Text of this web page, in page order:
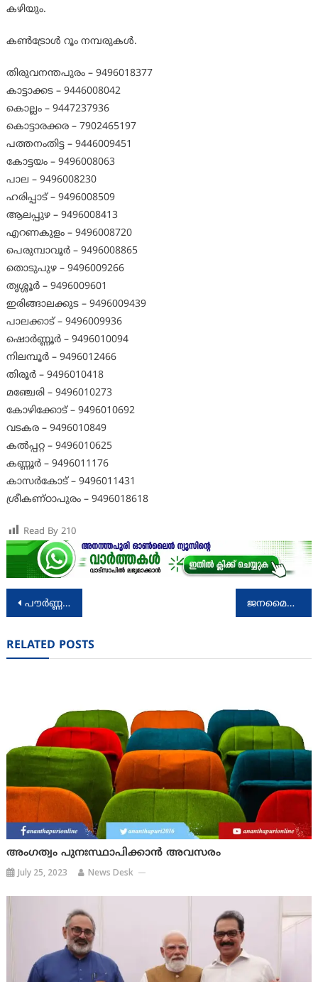
കഴിയും.
കൺട്രോൾ റൂം നമ്പരുകൾ.
തിരുവനന്തപുരം – 9496018377
കാട്ടാക്കട – 9446008042
കൊല്ലം – 9447237936
കൊട്ടാരക്കര – 7902465197
പത്തനംതിട്ട – 9446009451
കോട്ടയം – 9496008063
പാല – 9496008230
ഹരിപ്പാട് – 9496008509
ആലപ്പുഴ – 9496008413
എറണകുളം – 9496008720
പെരുമ്പാവൂർ – 9496008865
തൊടുപുഴ – 9496009266
തൃശ്ശൂർ – 9496009601
ഇരിങ്ങാലക്കുട – 9496009439
പാലക്കാട് – 9496009936
ഷൊർണ്ണൂർ – 9496010094
നിലമ്പൂർ – 9496012466
തിരൂർ – 9496010418
മഞ്ചേരി – 9496010273
കോഴിക്കോട് – 9496010692
വടകര – 9496010849
കൽപ്പറ്റ – 9496010625
കണ്ണൂർ – 9496011176
കാസർകോട് – 9496011431
ശ്രീകണ്ഠാപുരം – 9496018618
Read By 210
Post
പൗർണ്ണമിക്കാവിൽ ഞായറാഴ്ച (21.7.2024) നട തുറക്കും ജനമൈത്രി സുരക്ഷാ യോഗം ശനിയാഴ്ച (20.07.2024)
RELATED POSTS
അംഗത്വം പുനഃസ്ഥാപിക്കാൻ അവസരം
July 25, 2023 News Desk